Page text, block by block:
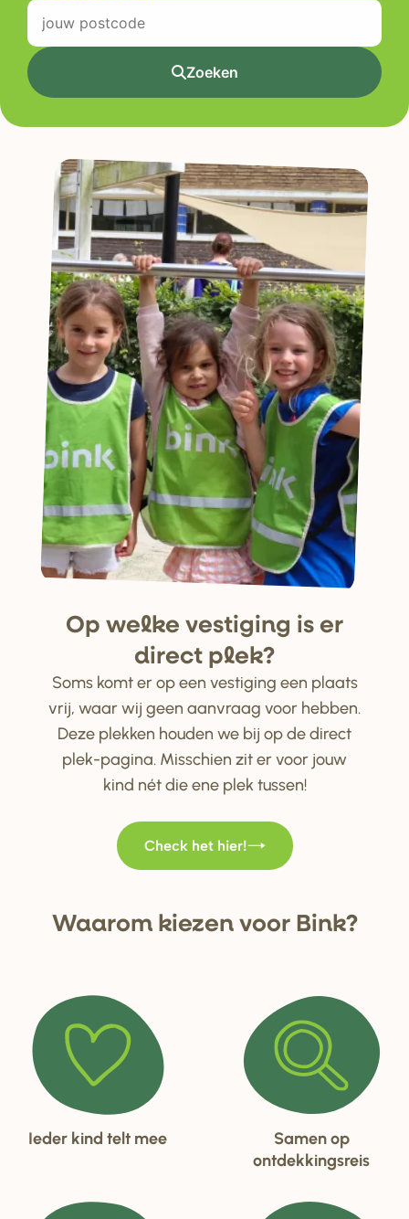
Zoeken
Op welke vestiging is er
direct plek?
Soms komt er op een vestiging een plaats
vrij, waar wij geen aanvraag voor hebben.
Deze plekken houden we bij op de direct
plek-pagina. Misschien zit er voor jouw
kind nét die ene plek tussen!
Check het hier!
Waarom kiezen voorBink?
Ieder kind telt mee
Samen op
ontdekkingsreis